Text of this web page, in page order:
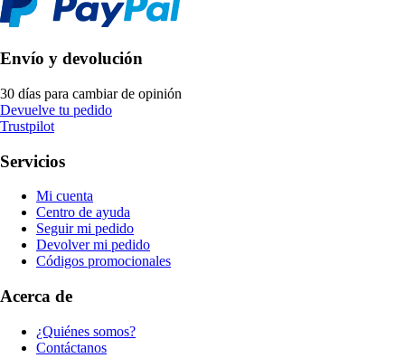
Envío y devolución
30 días para cambiar de opinión
Devuelve tu pedido
Trustpilot
Servicios
Mi cuenta
Centro de ayuda
Seguir mi pedido
Devolver mi pedido
Códigos promocionales
Acerca de
¿Quiénes somos?
Contáctanos